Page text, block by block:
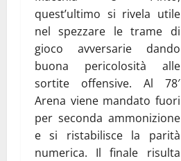
quest’ultimo si rivela utile
nel spezzare le trame di
gioco avversarie dando
buona pericolosità alle
sortite offensive. Al 78′
Arena viene mandato fuori
per seconda ammonizione
e si ristabilisce la parità
numerica. Il finale risulta